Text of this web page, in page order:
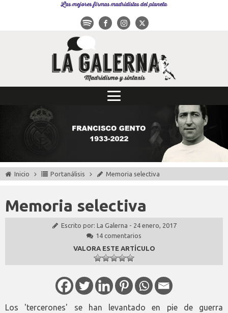
Las mejores firmas madridistas del planeta
Inicio Portanálisis Memoria selectiva
Memoria selectiva
Escrito por: La Galerna - 24 enero, 2017
14 comentarios
VALORA ESTE ARTÍCULO
Los 'tercerones' se han levantado en pie de guerra